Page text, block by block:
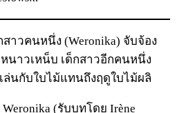
สาวคนหนึ่ง (Weronika) จับจ้อง
นาวเหน็บ เด็กสาวอีกคนหนึ่ง
ล่นกับใบไม้แทนถึงฤดูใบไม้ผลิ
(รับบทโดย Irène